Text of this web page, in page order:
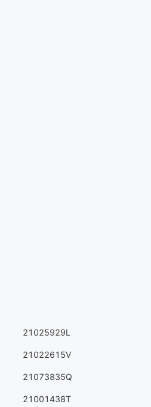
21025929L
21022615V
21073835Q
21001438T